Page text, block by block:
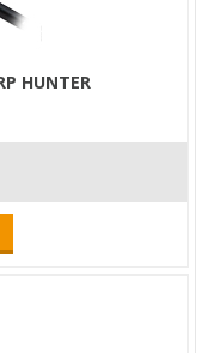
HUNTER